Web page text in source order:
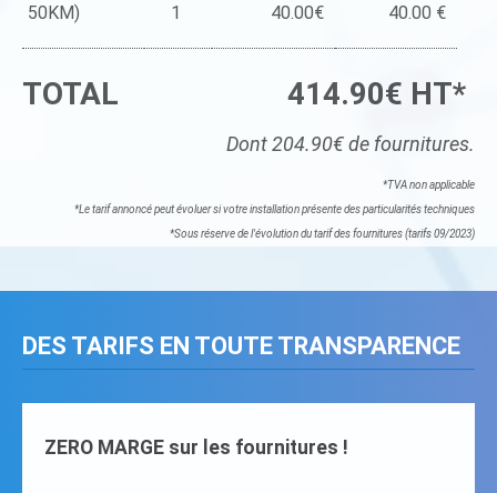
50KM)
1 40.00€ 40.00 €
TOTAL 414.90€ HT*
Dont 204.90€ de fournitures.
*TVA non applicable
*Le tarif annoncé peut évoluer si votre installation présente des particularités techniques
*Sous réserve de l'évolution du tarif des fournitures (tarifs 09/2023)
DES TARIFS EN TOUTE TRANSPARENCE
ZERO MARGE sur les fournitures !